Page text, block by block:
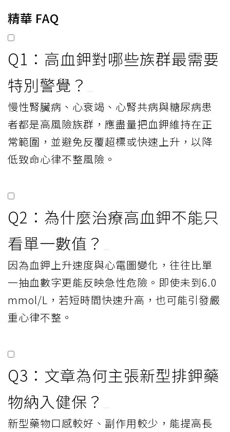
精華 FAQ
Q1：高血鉀對哪些族群最需要
特別警覺？
慢性腎臟病、心衰竭、心腎共病與糖尿病患
者都是高風險族群，應盡量把血鉀維持在正
常範圍，並避免反覆超標或快速上升，以降
低致命心律不整風險。
Q2：為什麼治療高血鉀不能只
看單一數值？
因為血鉀上升速度與心電圖變化，往往比單
一抽血數字更能反映急性危險。即使未到6.0
mmol/L，若短時間快速升高，也可能引發嚴
重心律不整。
Q3：文章為何主張新型排鉀藥
物納入健保？
新型藥物口感較好、副作用較少，能提高長